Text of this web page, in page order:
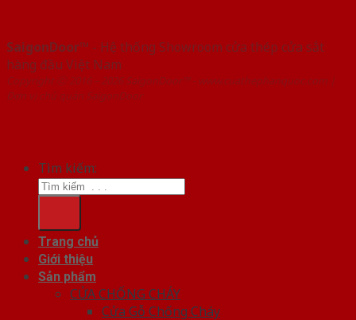
SaigonDoor™ - Hệ thống Showroom cửa thép cửa sắt
hàng đầu Việt Nam
Copyright ⓒ 2016 – 2026 SaigonDoor™ - www.cuathephanquoc.com |
Đơn vị chủ quản SaigonDoor
Tìm kiếm:
Trang chủ
Giới thiệu
Sản phẩm
CỬA CHỐNG CHÁY
Cửa Gỗ Chống Cháy